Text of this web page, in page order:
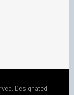
Designated